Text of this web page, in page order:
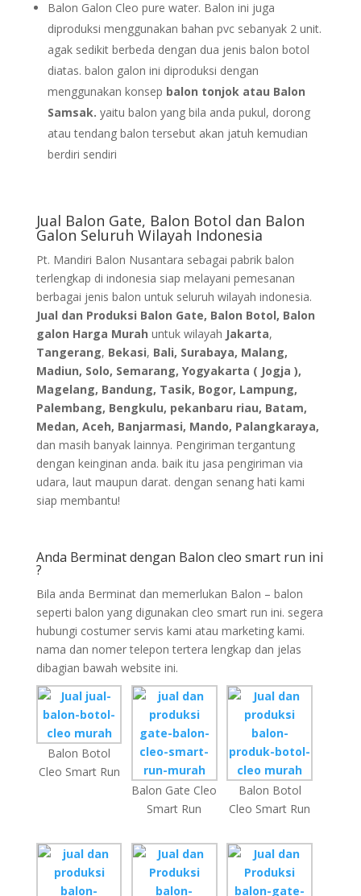
Balon Galon Cleo pure water. Balon ini juga
diproduksi menggunakan bahan pvc sebanyak 2 unit.
agak sedikit berbeda dengan dua jenis balon botol
diatas. balon galon ini diproduksi dengan
menggunakan konsep balon tonjok atau Balon
Samsak. yaitu balon yang bila anda pukul, dorong
atau tendang balon tersebut akan jatuh kemudian
berdiri sendiri
Jual Balon Gate, Balon Botol dan Balon
Galon Seluruh Wilayah Indonesia
Pt. Mandiri Balon Nusantara sebagai pabrik balon
terlengkap di indonesia siap melayani pemesanan
berbagai jenis balon untuk seluruh wilayah indonesia.
Jual dan Produksi Balon Gate, Balon Botol, Balon
galon Harga Murah untuk wilayah Jakarta,
Tangerang, Bekasi, Bali, Surabaya, Malang,
Madiun, Solo, Semarang, Yogyakarta ( Jogja ),
Magelang, Bandung, Tasik, Bogor, Lampung,
Palembang, Bengkulu, pekanbaru riau, Batam,
Medan, Aceh, Banjarmasi, Mando, Palangkaraya,
dan masih banyak lainnya. Pengiriman tergantung
dengan keinginan anda. baik itu jasa pengiriman via
udara, laut maupun darat. dengan senang hati kami
siap membantu!
Anda Berminat dengan Balon cleo smart run ini
?
Bila anda Berminat dan memerlukan Balon – balon
seperti balon yang digunakan cleo smart run ini. segera
hubungi costumer servis kami atau marketing kami.
nama dan nomer telepon tertera lengkap dan jelas
dibagian bawah website ini.
Balon Botol
Cleo Smart Run
Balon Gate Cleo
Smart Run
Balon Botol
Cleo Smart Run